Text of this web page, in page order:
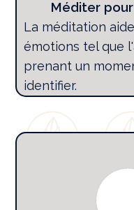
Méditer
La méditation
émotions tel que
prenant un
identifier.